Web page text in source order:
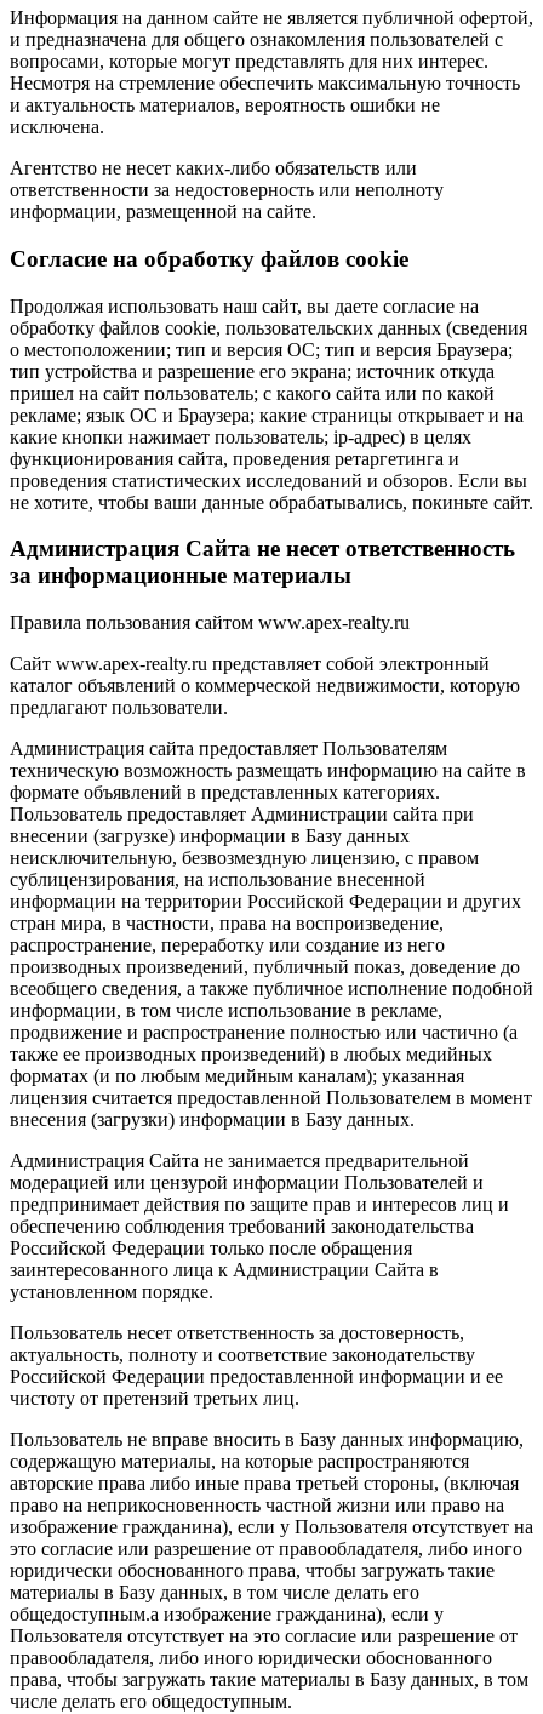
Информация на данном сайте не является публичной офертой,
и предназначена для общего ознакомления пользователей с
вопросами, которые могут представлять для них интерес.
Несмотря на стремление обеспечить максимальную точность
и актуальность материалов, вероятность ошибки не
исключена.
Агентство не несет каких-либо обязательств или
ответственности за недостоверность или неполноту
информации, размещенной на сайте.
Cогласие на обработку файлов cookie
Продолжая использовать наш сайт, вы даете согласие на
обработку файлов cookie, пользовательских данных (сведения
о местоположении; тип и версия ОС; тип и версия Браузера;
тип устройства и разрешение его экрана; источник откуда
пришел на сайт пользователь; с какого сайта или по какой
рекламе; язык ОС и Браузера; какие страницы открывает и на
какие кнопки нажимает пользователь; ip-адрес) в целях
функционирования сайта, проведения ретаргетинга и
проведения статистических исследований и обзоров. Если вы
не хотите, чтобы ваши данные обрабатывались, покиньте сайт.
Администрация Сайта не несет ответственность
за информационные материалы
Правила пользования сайтом www.apex-realty.ru
Сайт www.apex-realty.ru представляет собой электронный
каталог объявлений о коммерческой недвижимости, которую
предлагают пользователи.
Администрация сайта предоставляет Пользователям
техническую возможность размещать информацию на сайте в
формате объявлений в представленных категориях.
Пользователь предоставляет Администрации сайта при
внесении (загрузке) информации в Базу данных
неисключительную, безвозмездную лицензию, с правом
сублицензирования, на использование внесенной
информации на территории Российской Федерации и других
стран мира, в частности, права на воспроизведение,
распространение, переработку или создание из него
производных произведений, публичный показ, доведение до
всеобщего сведения, а также публичное исполнение подобной
информации, в том числе использование в рекламе,
продвижение и распространение полностью или частично (а
также ее производных произведений) в любых медийных
форматах (и по любым медийным каналам); указанная
лицензия считается предоставленной Пользователем в момент
внесения (загрузки) информации в Базу данных.
Администрация Сайта не занимается предварительной
модерацией или цензурой информации Пользователей и
предпринимает действия по защите прав и интересов лиц и
обеспечению соблюдения требований законодательства
Российской Федерации только после обращения
заинтересованного лица к Администрации Сайта в
установленном порядке.
Пользователь несет ответственность за достоверность,
актуальность, полноту и соответствие законодательству
Российской Федерации предоставленной информации и ее
чистоту от претензий третьих лиц.
Пользователь не вправе вносить в Базу данных информацию,
содержащую материалы, на которые распространяются
авторские права либо иные права третьей стороны, (включая
право на неприкосновенность частной жизни или право на
изображение гражданина), если у Пользователя отсутствует на
это согласие или разрешение от правообладателя, либо иного
юридически обоснованного права, чтобы загружать такие
материалы в Базу данных, в том числе делать его
общедоступным.а изображение гражданина), если у
Пользователя отсутствует на это согласие или разрешение от
правообладателя, либо иного юридически обоснованного
права, чтобы загружать такие материалы в Базу данных, в том
числе делать его общедоступным.